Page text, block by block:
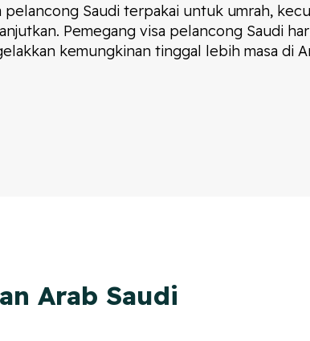
pelancong Saudi terpakai untuk umrah,
Pemegang visa pelancong Saudi
kemungkinan tinggal lebih masa di
Arab Saudi